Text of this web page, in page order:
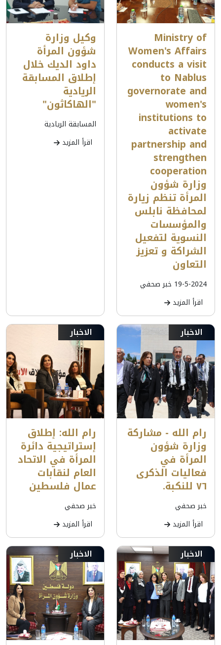
Ministry of
Women's Affairs
conducts a visit
to Nablus
governorate and
women's
institutions to
activate
partnership and
strengthen
cooperation
وزارة شؤون
المرأة تنظم زيارة
لمحافظة نابلس
والمؤسسات
النسوية لتفعيل
الشراكة و تعزيز
التعاون
19-5-2024 خبر صحفي
اقرأ المزيد
وكيل وزارة
شؤون المرأة
داود الديك خلال
إطلاق المسابقة
الريادية
"الهاكاثون"
المسابقة الريادية
اقرأ المزيد
الاخبار
رام الله - مشاركة
وزارة شؤون
المرأة في
فعاليات الذكرى
٧٦ للنكبة.
خبر صحفي
اقرأ المزيد
الاخبار
رام الله: إطلاق
إستراتيجية دائرة
المرأة في الاتحاد
العام لنقابات
عمال فلسطين
خبر صحفي
اقرأ المزيد
الاخبار الاخبار